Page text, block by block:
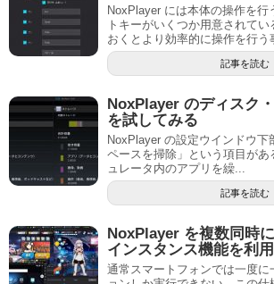
NoxPlayer には本体の操作を行
トキーがいくつか用意されて
おくとより効率的に操作を行う
記事を読む
NoxPlayer のディスク
を試してみる
NoxPlayer の設定ウインドウ下
ペースを掃除」という項目があ
ュレータ内のアプリを繰...
記事を読む
NoxPlayer を複数同時
インスタンス機能を利
通常スマートフォンでは一度に